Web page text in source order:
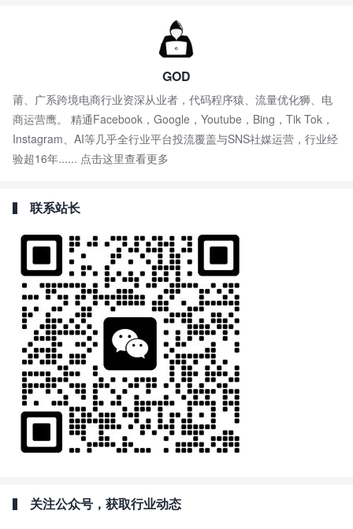
GOD
莆、广系跨境电商行业资深从业者，代码程序猿、流量优化狮、电
商运营鹰。 精通Facebook，Google，Youtube，Bing，Tik Tok，
Instagram、AI等几乎全行业平台投流覆盖与SNS社媒运营，行业经
验超16年...... 点击这里查看更多
联系站长
关注公众号，获取行业动态